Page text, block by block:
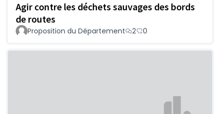
Agir contre les déchets sauvages des bords
de routes
Proposition du Département 2 0